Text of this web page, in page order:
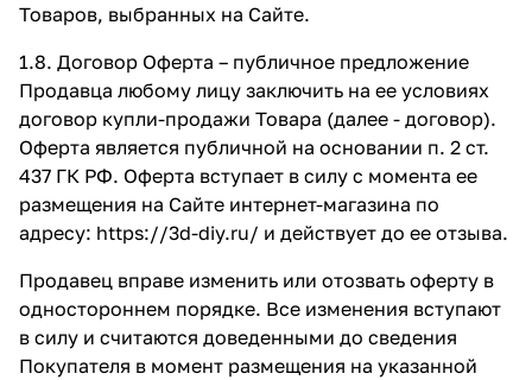
Товаров, выбранных на Сайте.
1.8. Договор Оферта – публичное предложение
Продавца любому лицу заключить на ее условиях
договор купли-продажи Товара (далее - договор).
Оферта является публичной на основании п. 2 ст.
437 ГК РФ. Оферта вступает в силу с момента ее
размещения на Сайте интернет-магазина по
адресу: https://3d-diy.ru/ и действует до ее отзыва.
Продавец вправе изменить или отозвать оферту в
одностороннем порядке. Все изменения вступают
в силу и считаются доведенными до сведения
Покупателя в момент размещения на указанной